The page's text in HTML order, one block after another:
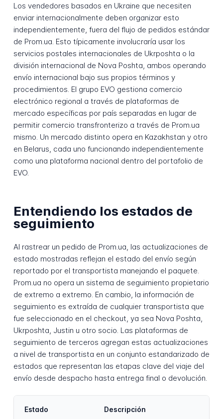
Los vendedores basados en Ukraine que necesiten
enviar internacionalmente deben organizar esto
independientemente, fuera del flujo de pedidos estándar
de Prom.ua. Esto típicamente involucraría usar los
servicios postales internacionales de Ukrposhta o la
división internacional de Nova Poshta, ambos operando
envío internacional bajo sus propios términos y
procedimientos. El grupo EVO gestiona comercio
electrónico regional a través de plataformas de
mercado específicas por país separadas en lugar de
permitir comercio transfronterizo a través de Prom.ua
mismo. Un mercado distinto opera en Kazakhstan y otro
en Belarus, cada uno funcionando independientemente
como una plataforma nacional dentro del portafolio de
EVO.
Entendiendo los estados de
seguimiento
Al rastrear un pedido de Prom.ua, las actualizaciones de
estado mostradas reflejan el estado del envío según
reportado por el transportista manejando el paquete.
Prom.ua no opera un sistema de seguimiento propietario
de extremo a extremo. En cambio, la información de
seguimiento es extraída de cualquier transportista que
fue seleccionado en el checkout, ya sea Nova Poshta,
Ukrposhta, Justin u otro socio. Las plataformas de
seguimiento de terceros agregan estas actualizaciones
a nivel de transportista en un conjunto estandarizado de
estados que representan las etapas clave del viaje del
envío desde despacho hasta entrega final o devolución.
Estado Descripción